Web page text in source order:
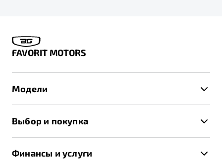
FAVORIT MOTORS
Модели
X70
Выбор и покупка
Финансы и услуги